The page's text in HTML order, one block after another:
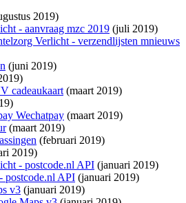
2019)
- aanvraag mzc 2019 (juli 2019)
Verlicht - verzendlijsten mnieuws
(juni 2019)
cadeaukaart(maart 2019)
Wechatpay (maart 2019)
(maart 2019)
(februari 2019)
2019)
- postcode.nl API (januari 2019)
postcode.nl API (januari 2019)
v3 (januari 2019)